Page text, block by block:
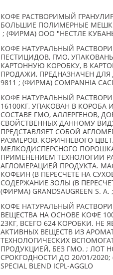
КОФЕ РАСТВОРИМЫЙ
БОЛЬШИЕ ПОЛИМЕРНЫЕ
; (ФИРМА) ООО "НЕСТЛЕ
КОФЕ НАТУРАЛЬНЫЙ
ПЕСТИЦИДОВ, ГМО,
КАРТОННУЮ КОРОБКУ, В
ПРОДАЖИ, ПРЕДНАЗНАЧЕН
9811 ; (ФИРМА) COMPANHIA
КОФЕ НАТУРАЛЬНЫЙ
16100КГ, УПАКОВАН В
СОСТАВЕ ГМО, АЛЛЕРГЕНОВ,
СВОЙСТВЕННЫХ ДАННОМУ
ПРЕДСТАВЛЯЕТ СОБОЙ
РАЗМЕРОВ, КОРИЧНЕВОГО
МЕЛКОДИСПЕРСНОГО
ПРИМЕНЕНИЕМ ТЕХНОЛОГИИ
АГЛОМЕРАЦИЕЙ ПРОДУКТА.
КОФЕИН (В ПЕРЕСЧЕТЕ НА
СОДЕРЖАНИЕ ЗОЛЫ (В
(ФИРМА) GRANDSAUGREEN S. A.
КОФЕ НАТУРАЛЬНЫЙ
ВЕЩЕСТВА НА ОСНОВЕ КОФЕ
23КГ, ВСЕГО 624 КОРОБКИ.
АКТИВНЫХ ВЕЩЕСТВ ИЗ
ТЕХНОЛОГИЧЕСКИХ
ПРОДУКЦИЕЙ, БЕЗ ГМО. ; ЛОТ
СРОКГОДНОСТИ ДО 20/01/2020;
SPECIAL BLEND ICPL-AGGLO